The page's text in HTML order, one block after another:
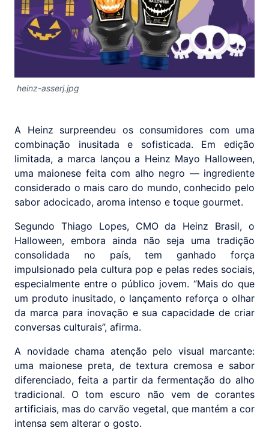
heinz-asserj.jpg
A Heinz surpreendeu os consumidores com uma
combinação inusitada e sofisticada. Em edição
limitada, a marca lançou a Heinz Mayo Halloween,
uma maionese feita com alho negro — ingrediente
considerado o mais caro do mundo, conhecido pelo
sabor adocicado, aroma intenso e toque gourmet.
Segundo Thiago Lopes, CMO da Heinz Brasil, o
Halloween, embora ainda não seja uma tradição
consolidada no país, tem ganhado força
impulsionado pela cultura pop e pelas redes sociais,
especialmente entre o público jovem. “Mais do que
um produto inusitado, o lançamento reforça o olhar
da marca para inovação e sua capacidade de criar
conversas culturais”, afirma.
A novidade chama atenção pelo visual marcante:
uma maionese preta, de textura cremosa e sabor
diferenciado, feita a partir da fermentação do alho
tradicional. O tom escuro não vem de corantes
artificiais, mas do carvão vegetal, que mantém a cor
intensa sem alterar o gosto.